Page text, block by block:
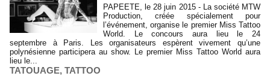
PAPEETE, le 28 juin 2015 - La société MTW
Production, créée spécialement pour
l’événement, organise le premier Miss Tattoo
World. Le concours aura lieu le 24
septembre à Paris. Les organisateurs espèrent vivement qu’une
polynésienne participera au show. Le premier Miss Tattoo World aura
lieu le...
TATOUAGE, TATTOO